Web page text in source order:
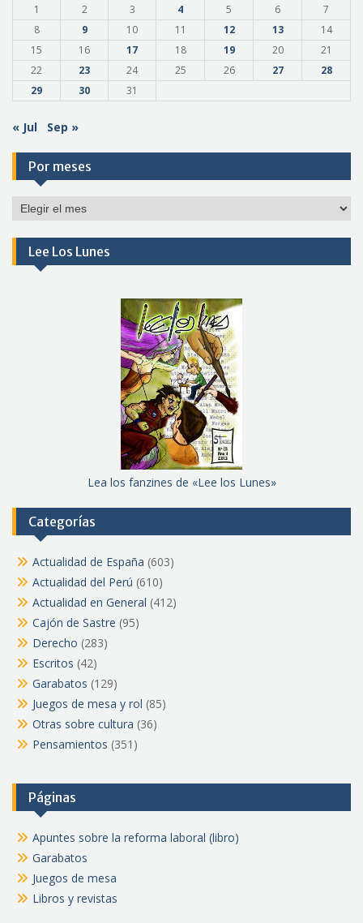
1 2 3 4 5 6
7
8
9 10 11 12 13
14
15
16 17 18 19 20
21
22
23 24 25 26 27
28
29
30 31
« Jul Sep »
Por meses
Por
Lee Los Lunes
Lea los fanzines de «Lee los Lunes»
Categorías
Actualidad de España (603)
Actualidad del Perú (610)
Actualidad en General (412)
Cajón de Sastre (95)
Derecho (283)
Escritos (42)
Garabatos (129)
Juegos de mesa y rol (85)
Otras sobre cultura (36)
Pensamientos (351)
Páginas
Apuntes sobre la reforma laboral (libro)
Garabatos
Juegos de mesa
Libros y revistas